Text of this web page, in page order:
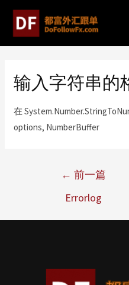
输入字符串的
在
options, NumberBuffer
← 前一篇
Errorlog